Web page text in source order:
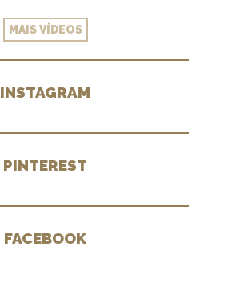
MAIS VÍDEOS
INSTAGRAM
PINTEREST
FACEBOOK